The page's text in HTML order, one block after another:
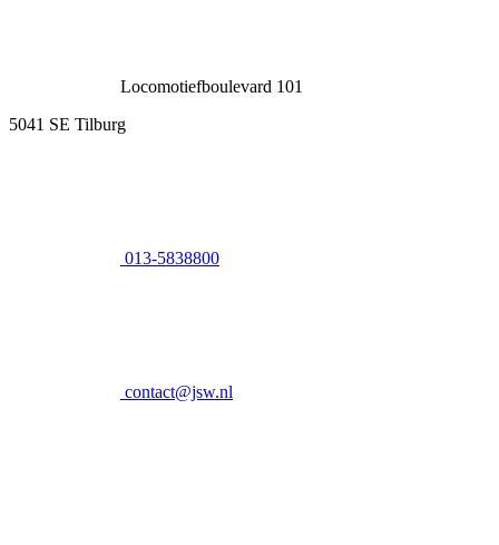
Locomotiefboulevard 101
5041 SE Tilburg
013-5838800
contact@jsw.nl